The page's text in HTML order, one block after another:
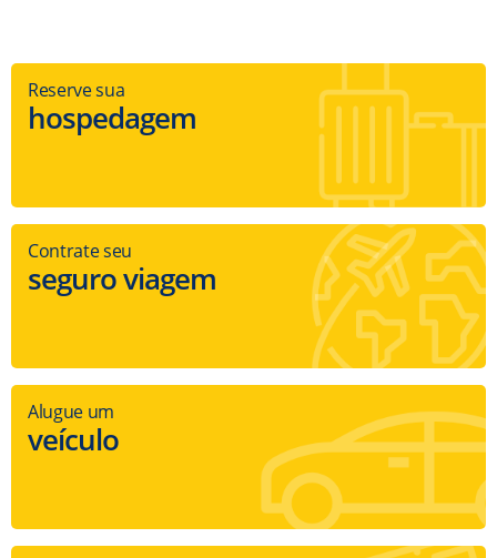
Reserve sua
hospedagem
Contrate seu
seguro viagem
Alugue um
veículo